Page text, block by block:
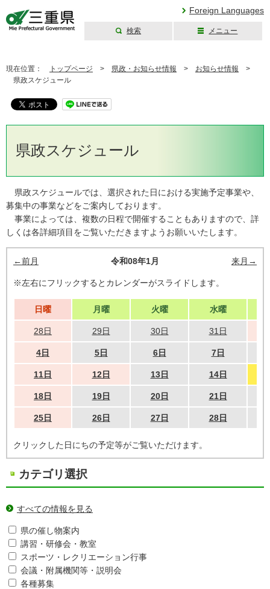
Foreign Languages
検索 メニュー
現在位置： トップページ > 県政・お知らせ情報 > お知らせ情報 >
県政スケジュール
県政スケジュール
県政スケジュールでは、選択された日における実施予定事業や、
募集中の事業などをご案内しております。
事業によっては、複数の日程で開催することもありますので、詳
しくは各詳細項目をご覧いただきますようお願いいたします。
←前月 令和08年1月 来月→
※左右にフリックするとカレンダーがスライドします。
日曜 月曜 火曜 水曜
28日 29日 30日 31日
4日 5日 6日 7日
11日 12日 13日 14日
18日 19日 20日 21日
25日 26日 27日 28日
クリックした日にちの予定等がご覧いただけます。
カテゴリ選択
すべての情報を見る
県の催し物案内
講習・研修会・教室
スポーツ・レクリエーション行事
会議・附属機関等・説明会
各種募集